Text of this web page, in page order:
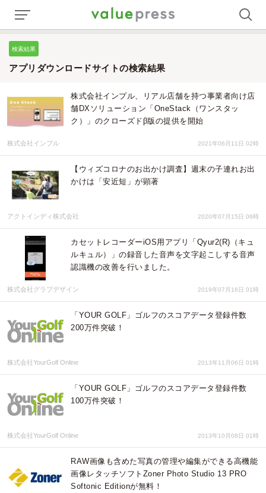
検索結果
アプリダウンロードサイトの検索結果
株式会社インプル、リアル店舗を持つ事業者向け店
舗DXソリューション「OneStack（ワンスタッ
ク）」のクローズドβ版の提供を開始
株式会社インプル 2021年06月11日 02時
【ウィズコロナのお出かけ調査】週末の子連れお出
かけは「安近短」が顕著
アクトインディ株式会社 2020年07月15日 06時
カセットレコーダーiOS用アプリ「Qyur2(R)（キュ
ルキュル）」の録音した音声を文字起こしする音声
認識機の改善を行いました。
株式会社グラブデザイン 2019年07月16日 01時
「YOUR GOLF」ゴルフのスコアデータ登録件数
200万件突破！
株式会社YourGolf Online 2013年11月06日 01時
「YOUR GOLF」ゴルフのスコアデータ登録件数
100万件突破！
株式会社YourGolf Online 2013年10月08日 01時
RAW画像も含めた写真の管理や編集ができる高機能
画像レタッチソフトZoner Photo Studio 13 PRO
Softonic Editionが無料！